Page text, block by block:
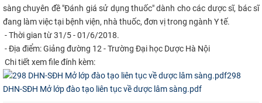
ĐÀO TẠO
ĐẢM BẢO CHẤT LƯỢNG
KHOA HỌC CÔNG NGHỆ
HTQT
sàng chuyên đề "Đánh giá sử dụng thuốc" dành cho các dược sĩ, bác sĩ
đang làm việc tại bệnh viện, nhà thuốc, đơn vị trong ngành Y tế.
- Thời gian từ 31/5 - 01/6/2018.
- Địa điểm: Giảng đường 12 - Trường Đại học Dược Hà Nội
Chi tiết xem file đính kèm:
298
DHN-SĐH Mở lớp đào tạo liên tục về dược lâm sàng.pdf